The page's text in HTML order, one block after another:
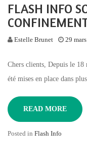
FLASH INFO
Estelle Brunet 29
Chers clients, Depuis le 18
été mises en place dans
READ MORE
Posted in Flash Info